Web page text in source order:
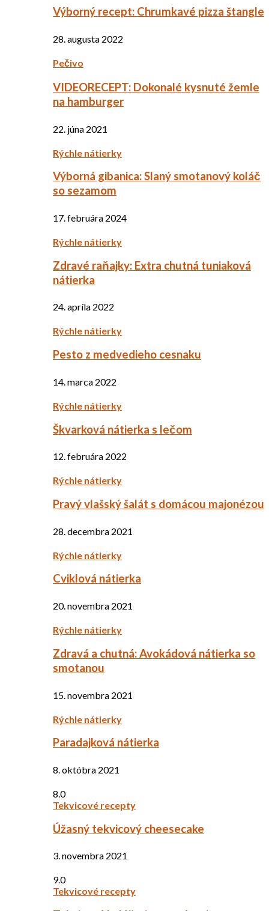
Výborný recept: Chrumkavé pizza štangle
28. augusta 2022
Pečivo
VIDEORECEPT: Dokonalé kysnuté žemle
na hamburger
22. júna 2021
Rýchle nátierky
Výborná gibanica: Slaný smotanový koláč
so sezamom
17. februára 2024
Rýchle nátierky
Zdravé raňajky: Extra chutná tuniaková
nátierka
24. apríla 2022
Rýchle nátierky
Pesto z medvedieho cesnaku
14. marca 2022
Rýchle nátierky
Škvarková nátierka s lečom
12. februára 2022
Rýchle nátierky
Pravý vlašský šalát s domácou majonézou
28. decembra 2021
Rýchle nátierky
Cviklová nátierka
20. novembra 2021
Rýchle nátierky
Zdravá a chutná: Avokádová nátierka so
smotanou
15. novembra 2021
Rýchle nátierky
Paradajková nátierka
8. októbra 2021
8.0
Tekvicové recepty
Úžasný tekvicový cheesecake
3. novembra 2021
9.0
Tekvicové recepty